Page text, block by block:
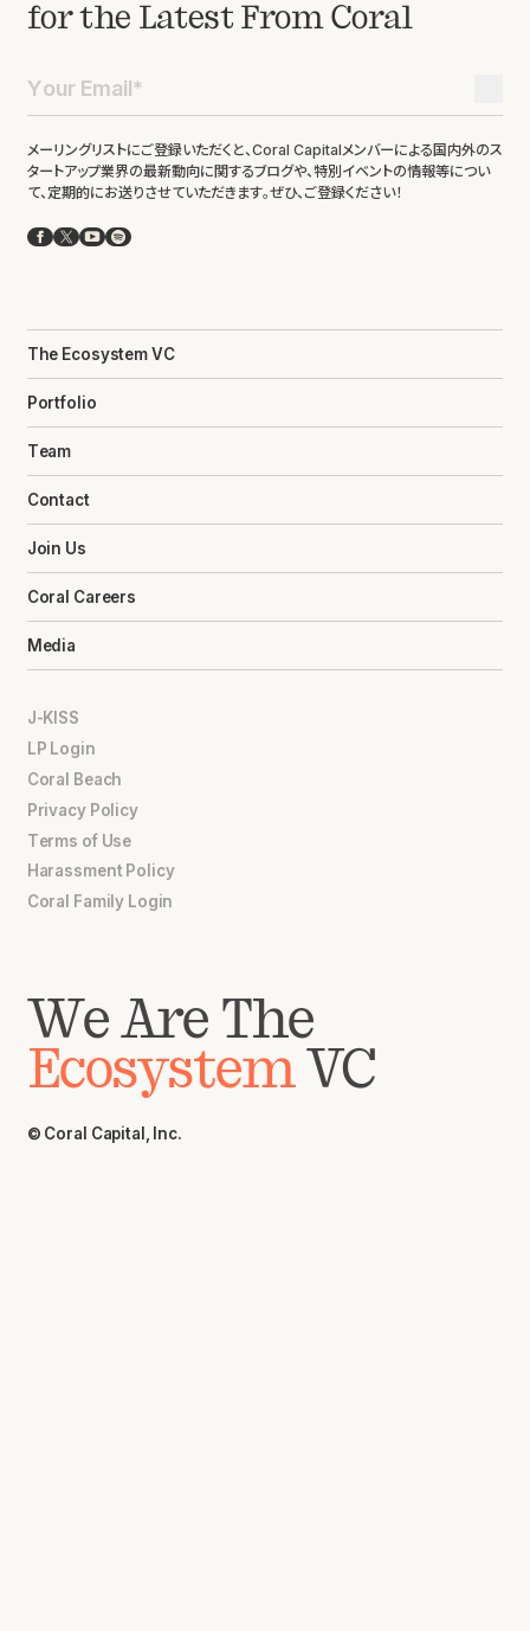
for the Latest From Coral
メーリングリストにご登録いただくと、Coral Capitalメンバーによる国内外のス
タートアップ業界の最新動向に関するブログや、特別イベントの情報等につい
て、定期的にお送りさせていただきます。ぜひ、ご登録ください！
Facebook
X YouTube
Spotify
The Ecosystem VC
Portfolio
Team
Contact
Join Us
Coral Careers
Media
J-KISS
LP Login
Coral Beach
Privacy Policy
Terms of Use
Harassment Policy
Coral Family Login
We Are The
EcosystemVC
© Coral Capital, Inc.